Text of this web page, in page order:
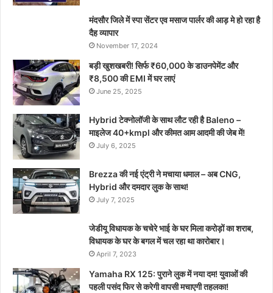
मंदसौर जिले में स्पा सेंटर एव मसाज पार्लर की आड़ मे हो रहा है
दैह व्यापार
November 17, 2024
बड़ी खुशखबरी! सिर्फ ₹60,000 के डाउनपेमेंट और
₹8,500 की EMI में घर लाएं
June 25, 2025
Hybrid टेक्नोलॉजी के साथ लौट रही है Baleno –
माइलेज 40+kmpl और कीमत आम आदमी की जेब में!
July 6, 2025
Brezza की नई एंट्री ने मचाया धमाल – अब CNG,
Hybrid और दमदार लुक के साथ!
July 7, 2025
जेडीयू विधायक के चचेरे भाई के घर मिला करोड़ों का शराब,
विधायक के घर के बगल में चल रहा था कारोबार।
April 7, 2023
Yamaha RX 125: पुराने लुक में नया दम! युवाओं की
पहली पसंद फिर से करेगी वापसी मचाएगी तहलका!